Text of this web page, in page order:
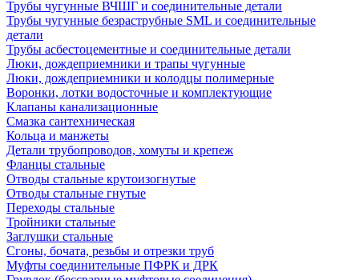
Трубы чугунные ВЧШГ и соединительные детали
Трубы чугунные безраструбные SML и соединительные
детали
Трубы асбестоцементные и соединительные детали
Люки, дождеприемники и трапы чугунные
Люки, дождеприемники и колодцы полимерные
Воронки, лотки водосточные и комплектующие
Клапаны канализационные
Смазка сантехническая
Кольца и манжеты
Детали трубопроводов, хомуты и крепеж
Фланцы стальные
Отводы стальные крутоизогнутые
Отводы стальные гнутые
Переходы стальные
Тройники стальные
Заглушки стальные
Сгоны, бочата, резьбы и отрезки труб
Муфты соединительные ПФРК и ДРК